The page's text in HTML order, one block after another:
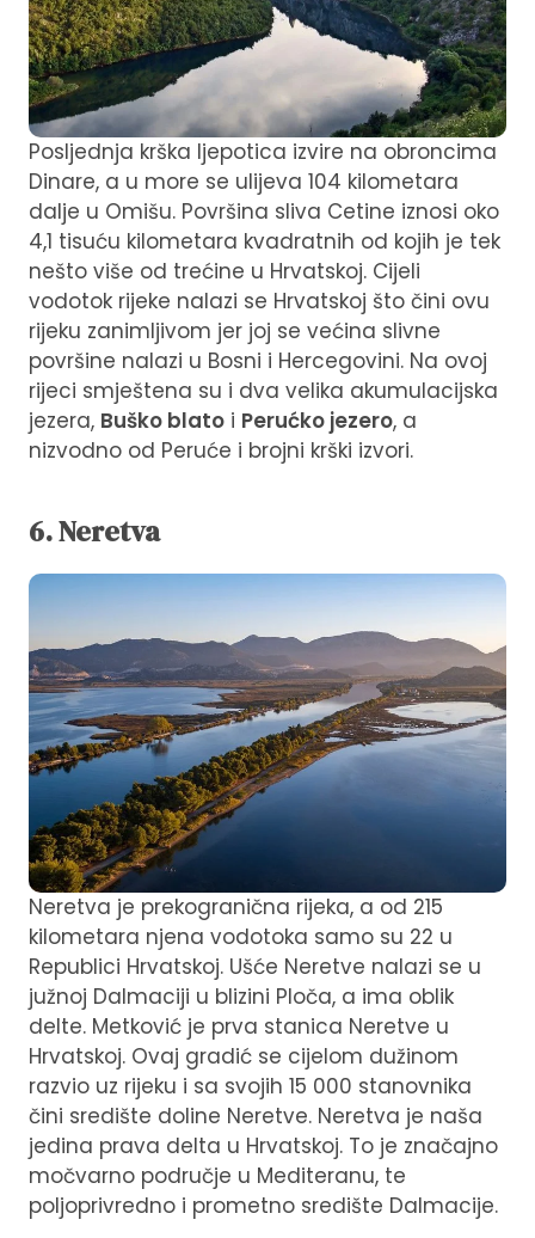
Posljednja krška ljepotica izvire na obroncima
Dinare, a u more se ulijeva 104 kilometara
dalje u Omišu. Površina sliva Cetine iznosi oko
4,1 tisuću kilometara kvadratnih od kojih je tek
nešto više od trećine u Hrvatskoj. Cijeli
vodotok rijeke nalazi se Hrvatskoj što čini ovu
rijeku zanimljivom jer joj se većina slivne
površine nalazi u Bosni i Hercegovini. Na ovoj
rijeci smještena su i dva velika akumulacijska
jezera, Buško blato i Perućko jezero, a
nizvodno od Peruće i brojni krški izvori.
6. Neretva
Neretva je prekogranična rijeka, a od 215
kilometara njena vodotoka samo su 22 u
Republici Hrvatskoj. Ušće Neretve nalazi se u
južnoj Dalmaciji u blizini Ploča, a ima oblik
delte. Metković je prva stanica Neretve u
Hrvatskoj. Ovaj gradić se cijelom dužinom
razvio uz rijeku i sa svojih 15 000 stanovnika
čini središte doline Neretve. Neretva je naša
jedina prava delta u Hrvatskoj. To je značajno
močvarno područje u Mediteranu, te
poljoprivredno i prometno središte Dalmacije.